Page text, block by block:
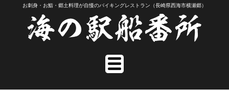
お刺身・お鮨・郷土料理が自慢のバイキングレストラン（長崎県西海市横瀬郷）